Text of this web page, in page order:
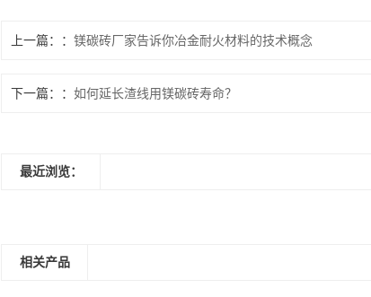
上一篇： 镁碳砖厂家告诉你冶金耐火材料的技术概念
下一篇： 如何延长渣线用镁碳砖寿命？
最近浏览：
相关产品